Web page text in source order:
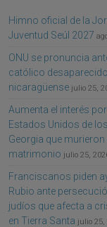
Himno oficial de la
Juventud Seúl 2027
ONU se pronuncia
católico
nicaragüense julio 25,
Aumenta el interés
Estados Unidos de
Georgia que murieron
matrimonio julio 25,
Franciscanos piden
Rubio ante
judíos que afecta a
en Tierra Santa julio 25,